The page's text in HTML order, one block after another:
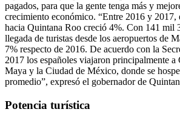
pagados, para que la gente tenga más y
crecimiento económico. “Entre 2016 y 2017,
hacia Quintana Roo creció 4%. Con 141 mil
llegada de turistas desde los aeropuertos de
7% respecto de 2016. De acuerdo con la
2017 los españoles viajaron principalmente
Maya y la Ciudad de México, donde se
promedio”, expresó el gobernador de
Potencia turística